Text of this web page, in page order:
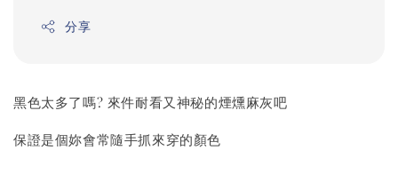
分享
黑色太多了嗎? 來件耐看又神秘的煙燻麻灰吧
保證是個妳會常隨手抓來穿的顏色